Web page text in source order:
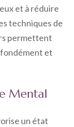
et à réduire
techniques de
permettent
et
Mental
un état